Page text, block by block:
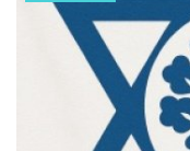
Anasayfa
BİLİM & TEKNOLOJİ